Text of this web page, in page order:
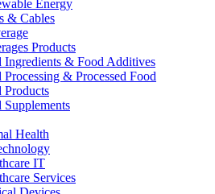
Energy
& Cables
Products
Ingredients & Food Additives
Processing & Processed Food
Products
Supplements
Health
IT
Services